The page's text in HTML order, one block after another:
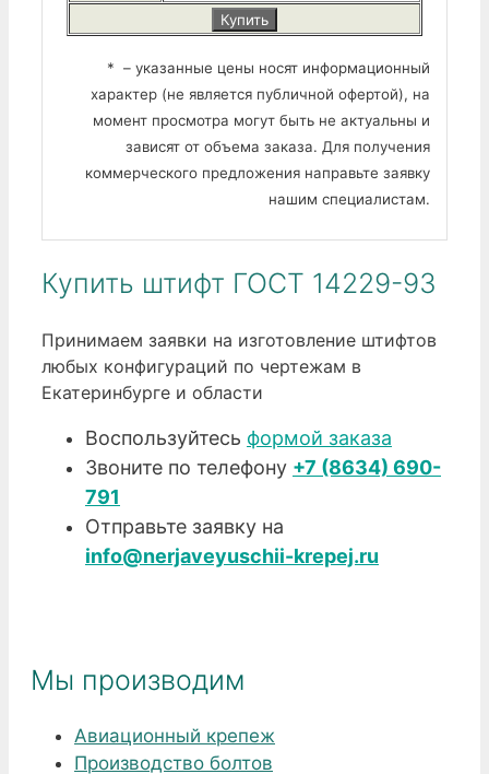
Купить
* – указанные цены носят информационный
характер (не является публичной офертой), на
момент просмотра могут быть не актуальны и
зависят от объема заказа. Для получения
коммерческого предложения направьте заявку
нашим специалистам.
Купить штифт ГОСТ 14229-93
Принимаем заявки на изготовление штифтов
любых конфигураций по чертежам в
Екатеринбурге и области
Воспользуйтесь формой заказа
Звоните по телефону +7 (8634) 690-
791
Отправьте заявку на
info@nerjaveyuschii-krepej.ru
Мы производим
Авиационный крепеж
Производство болтов